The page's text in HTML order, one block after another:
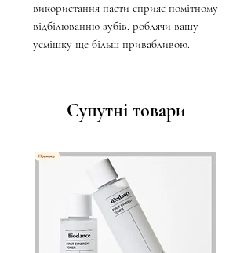
використання пасти сприяє помітному
відбілюванню зубів, роблячи вашу
усмішку ще більш привабливою.
Супутні товари